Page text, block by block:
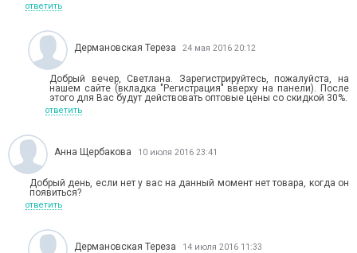
ответить
Дермановская Тереза 24 мая 2016 20:12
Добрый вечер, Светлана. Зарегистрируйтесь, пожалуйста, на
нашем сайте (вкладка "Регистрация" вверху на панели). После
этого для Вас будут действовать оптовые цены со скидкой 30%.
ответить
Анна Щербакова 10 июля 2016 23:41
Добрый день, если нет у вас на данный момент нет товара, когда он
появиться?
ответить
Дермановская Тереза 14 июля 2016 11:33